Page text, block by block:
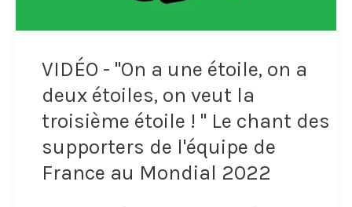
France
VIDÉO - "On a une étoile, on a
deux étoiles, on veut la
troisième étoile ! " Le chant des
supporters de l'équipe de
France au Mondial 2022